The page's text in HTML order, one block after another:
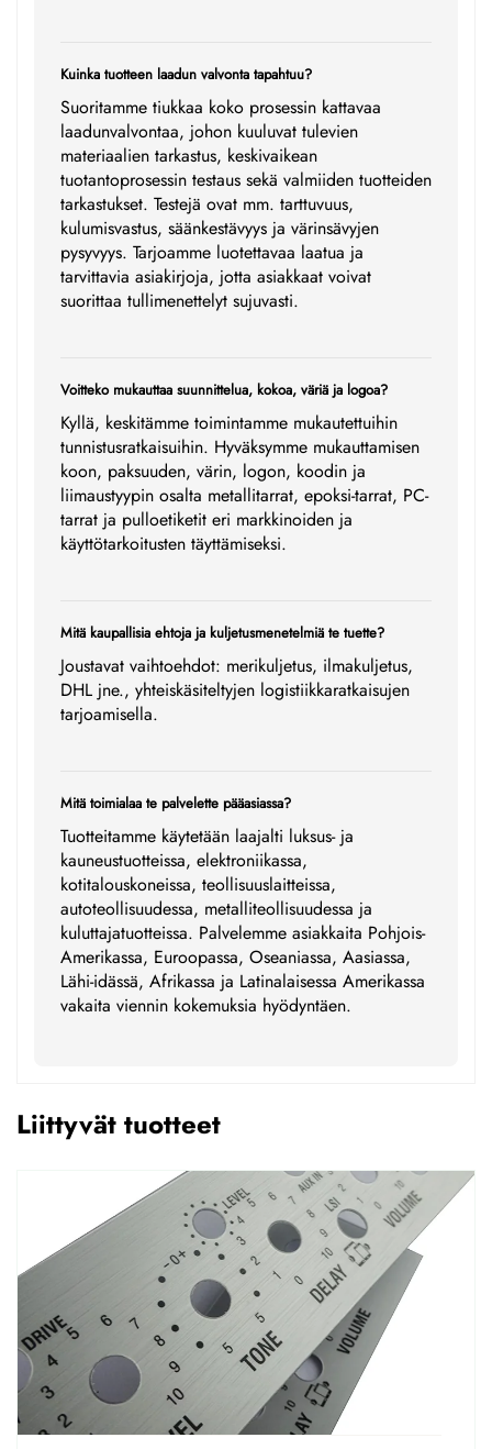
Kuinka tuotteen laadun valvonta tapahtuu?
Suoritamme tiukkaa koko prosessin kattavaa
laadunvalvontaa, johon kuuluvat tulevien
materiaalien tarkastus, keskivaikean
tuotantoprosessin testaus sekä valmiiden tuotteiden
tarkastukset. Testejä ovat mm. tarttuvuus,
kulumisvastus, säänkestävyys ja värinsävyjen
pysyvyys. Tarjoamme luotettavaa laatua ja
tarvittavia asiakirjoja, jotta asiakkaat voivat
suorittaa tullimenettelyt sujuvasti.
Voitteko mukauttaa suunnittelua, kokoa, väriä ja logoa?
Kyllä, keskitämme toimintamme mukautettuihin
tunnistusratkaisuihin. Hyväksymme mukauttamisen
koon, paksuuden, värin, logon, koodin ja
liimaustyypin osalta metallitarrat, epoksi-tarrat, PC-
tarrat ja pulloetiketit eri markkinoiden ja
käyttötarkoitusten täyttämiseksi.
Mitä kaupallisia ehtoja ja kuljetusmenetelmiä te tuette?
Joustavat vaihtoehdot: merikuljetus, ilmakuljetus,
DHL jne., yhteiskäsiteltyjen logistiikkaratkaisujen
tarjoamisella.
Mitä toimialaa te palvelette pääasiassa?
Tuotteitamme käytetään laajalti luksus- ja
kauneustuotteissa, elektroniikassa,
kotitalouskoneissa, teollisuuslaitteissa,
autoteollisuudessa, metalliteollisuudessa ja
kuluttajatuotteissa. Palvelemme asiakkaita Pohjois-
Amerikassa, Euroopassa, Oseaniassa, Aasiassa,
Lähi-idässä, Afrikassa ja Latinalaisessa Amerikassa
vakaita viennin kokemuksia hyödyntäen.
Liittyvät tuotteet